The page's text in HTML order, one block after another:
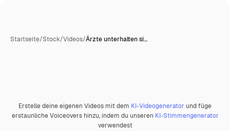
Startseite/Stock/Videos/Ärzte unterhalten si…
Erstelle deine eigenen Videos mit dem KI-Videogenerator und füge
erstaunliche Voiceovers hinzu, indem du unseren KI-Stimmengenerator
verwendest